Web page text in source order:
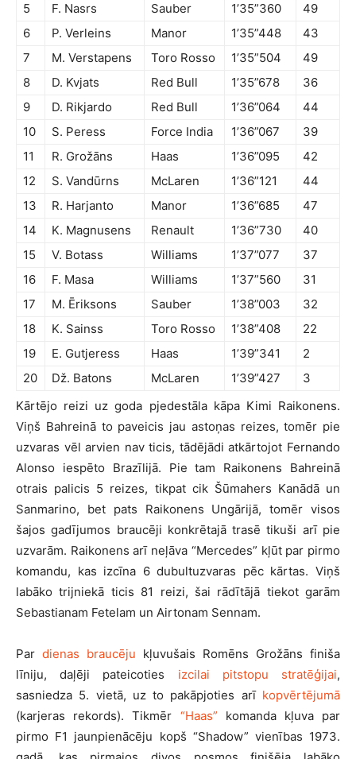
5
F. Nasrs Sauber 1’35”360
49
6
P. Verleins Manor 1’35”448
43
7
M. Verstapens Toro Rosso 1’35”504
49
8
D. Kvjats Red Bull 1’35”678
36
9
D. Rikjardo Red Bull 1’36”064
44
10
S. Peress Force India 1’36”067
39
11
R. Grožāns Haas 1’36”095
42
12
S. Vandūrns McLaren 1’36”121
44
13
R. Harjanto Manor 1’36”685
47
14
K. Magnusens Renault 1’36”730
40
15
V. Botass Williams 1’37”077
37
16
F. Masa Williams 1’37”560
31
17
M. Ēriksons Sauber 1’38”003
32
18
K. Sainss Toro Rosso 1’38”408
22
19
E. Gutjeress Haas 1’39”341
2
20
Dž. Batons McLaren 1’39”427
3
Kārtējo reizi uz goda pjedestāla kāpa Kimi Raikonens.
Viņš Bahreinā to paveicis jau astoņas reizes, tomēr pie
uzvaras vēl arvien nav ticis, tādējādi atkārtojot Fernando
Alonso iespēto Brazīlijā. Pie tam Raikonens Bahreinā
otrais palicis 5 reizes, tikpat cik Šūmahers Kanādā un
Sanmarino, bet pats Raikonens Ungārijā, tomēr visos
šajos gadījumos braucēji konkrētajā trasē tikuši arī pie
uzvarām. Raikonens arī neļāva “Mercedes” kļūt par pirmo
komandu, kas izcīna 6 dubultuzvaras pēc kārtas. Viņš
labāko trijniekā ticis 81 reizi, šai rādītājā tiekot garām
Sebastianam Fetelam un Airtonam Sennam.
Par dienas braucēju kļuvušais Romēns Grožāns finiša
līniju, daļēji pateicoties izcilai pitstopu stratēģijai,
sasniedza 5. vietā, uz to pakāpjoties arī kopvērtējumā
(karjeras rekords). Tikmēr “Haas” komanda kļuva par
pirmo F1 jaunpienācēju kopš “Shadow” vienības 1973.